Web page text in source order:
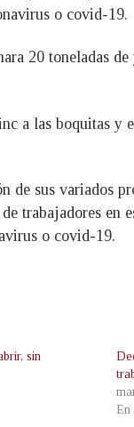
o covid-19.
20 toneladas
a las boquitas y
sus variados
trabajadores en
o covid-19.
sin
En